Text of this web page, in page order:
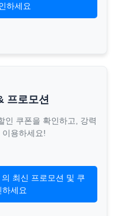
하세요
프로모션
인 쿠폰을 확인하고, 강력
용하세요!
최신 프로모션 및 쿠
하세요